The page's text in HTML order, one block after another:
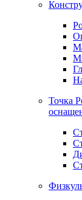
Точка